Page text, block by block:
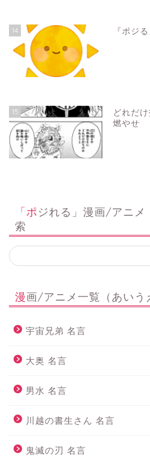
14 『ポジ
15
どれだ
燃やせ
「ポジれる」漫画/アニメ・キャラ・セリフ 検
索
漫画/アニメ一覧（あいう
宇宙兄弟 名言
大奥 名言
男水 名言
川越の書生さん 名言
鬼滅の刃 名言